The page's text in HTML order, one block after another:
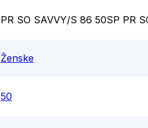
PR SO SAVVY/S 86 50SP PR
Ženske
50